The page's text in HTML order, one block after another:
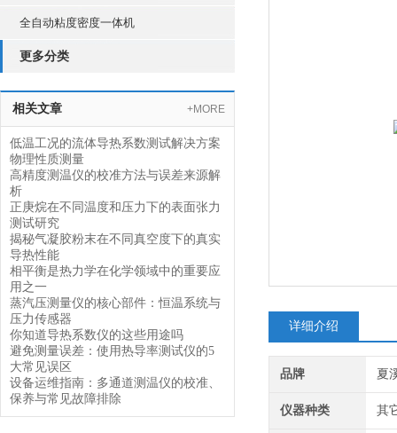
全自动粘度密度一体机
更多分类
相关文章 +MORE
低温工况的流体导热系数测试解决方案
物理性质测量
高精度测温仪的校准方法与误差来源解
析
正庚烷在不同温度和压力下的表面张力
测试研究
揭秘气凝胶粉末在不同真空度下的真实
导热性能
相平衡是热力学在化学领域中的重要应
用之一
蒸汽压测量仪的核心部件：恒温系统与
压力传感器
你知道导热系数仪的这些用途吗
避免测量误差：使用热导率测试仪的5
大常见误区
设备运维指南：多通道测温仪的校准、
保养与常见故障排除
详细介绍
品牌 夏
仪器种类 其